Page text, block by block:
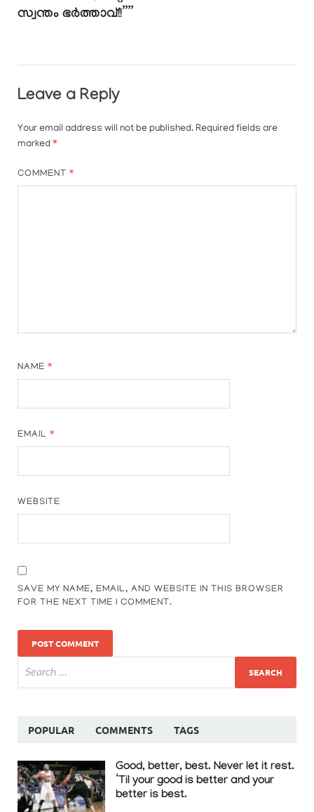
സ്വന്തം ഭർത്താവ്!!””
Leave a Reply
Your email address will not be published. Required fields are
marked *
COMMENT*
NAME*
EMAIL*
WEBSITE
SAVE MY NAME, EMAIL, AND WEBSITE IN THIS BROWSER
FOR THE NEXT TIME I COMMENT.
POPULAR COMMENTS TAGS
Good, better, best. Never let it rest.
‘Til your good is better and your
better is best.